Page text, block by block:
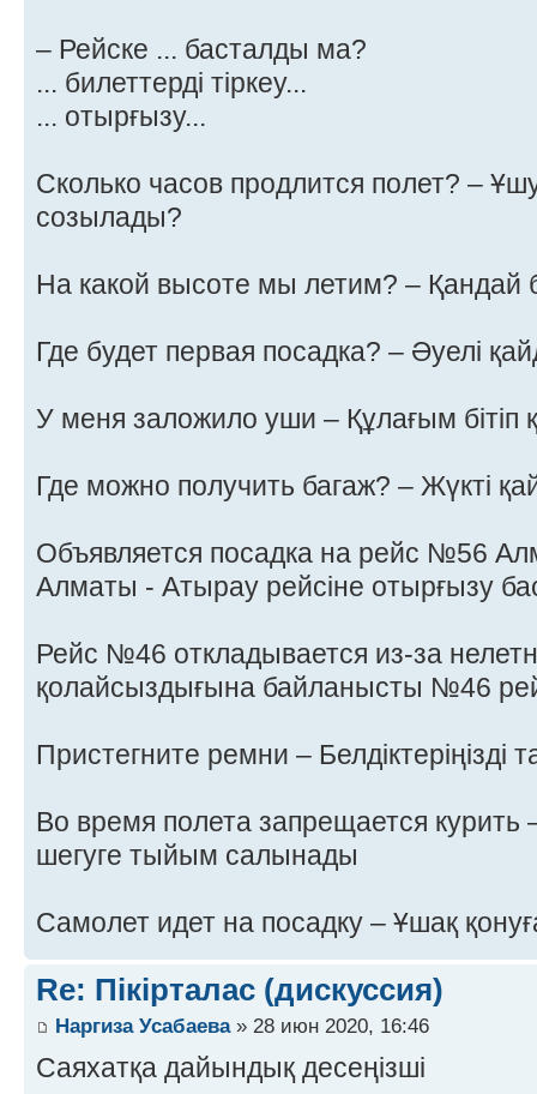
– Рейске ... басталды ма?
... билеттерді тіркеу...
... отырғызу...
Сколько часов продлится полет? –
созылады?
На какой высоте мы летим? – Қандай
Где будет первая посадка? – Әуелі
У меня заложило уши – Құлағым бітіп
Где можно получить багаж? – Жүкті
Объявляется посадка на рейс №56
Алматы - Атырау рейсіне отырғызу
Рейс №46 откладывается из-за
қолайсыздығына байланысты №46
Пристегните ремни – Белдіктеріңізді
Во время полета запрещается курить
шегуге тыйым салынады
Самолет идет на посадку – Ұшақ
Re: Пікірталас (дискуссия)
Наргиза Усабаева» 28 июн 2020, 16:46
Саяхатқа дайындық десеңізші